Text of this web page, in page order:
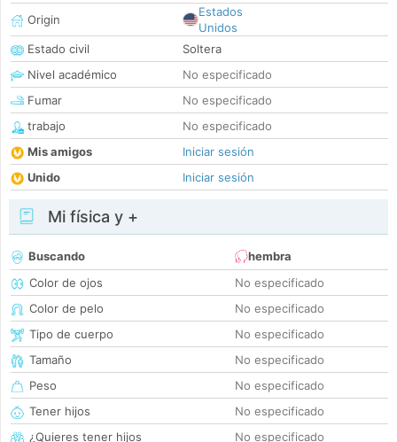
Origin
Estados
Unidos
Estado civil
Soltera
Nivel académico
No especificado
Fumar
No especificado
trabajo
No especificado
Mis amigos
Iniciar sesión
Unido
Iniciar sesión
Mi física y +
Buscando
hembra
Color de ojos
No especificado
Color de pelo
No especificado
Tipo de cuerpo
No especificado
Tamaño
No especificado
Peso
No especificado
Tener hijos
No especificado
¿Quieres tener hijos
No especificado